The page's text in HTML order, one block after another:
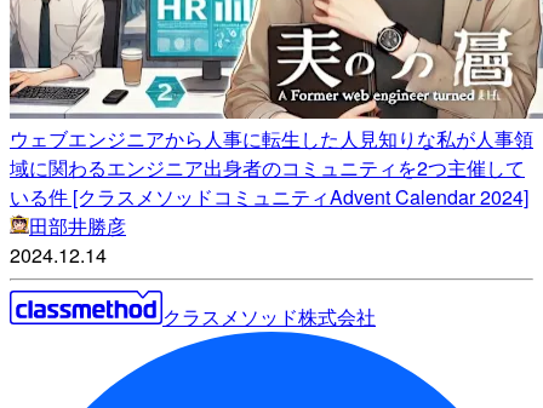
ウェブエンジニアから人事に転生した人見知りな私が人事領
域に関わるエンジニア出身者のコミュニティを2つ主催して
いる件 [クラスメソッドコミュニティAdvent Calendar 2024]
田部井勝彦
2024.12.14
クラスメソッド株式会社